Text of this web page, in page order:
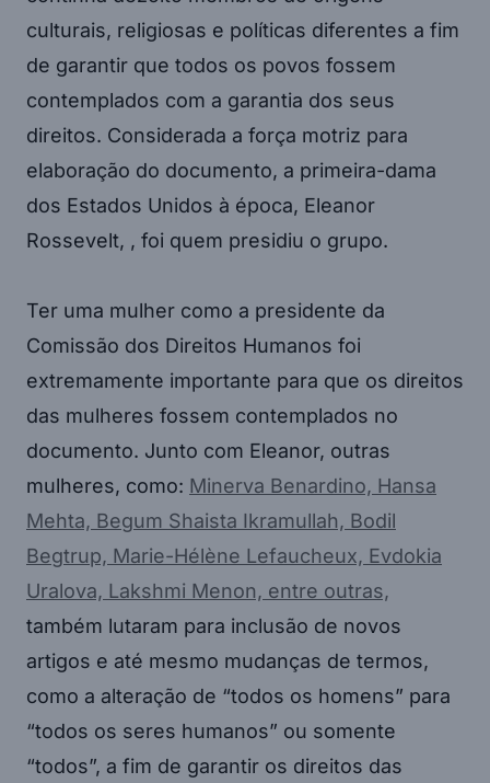
culturais, religiosas e políticas diferentes a fim
de garantir que todos os povos fossem
contemplados com a garantia dos seus
direitos. Considerada a força motriz para
elaboração do documento, a primeira-dama
dos Estados Unidos à época, Eleanor
Rossevelt, , foi quem presidiu o grupo.
Ter uma mulher como a presidente da
Comissão dos Direitos Humanos foi
extremamente importante para que os direitos
das mulheres fossem contemplados no
documento. Junto com Eleanor, outras
mulheres, como: Minerva Benardino, Hansa
Mehta, Begum Shaista Ikramullah, Bodil
Begtrup, Marie-Hélène Lefaucheux, Evdokia
Uralova, Lakshmi Menon, entre outras,
também lutaram para inclusão de novos
artigos e até mesmo mudanças de termos,
como a alteração de “todos os homens” para
“todos os seres humanos” ou somente
“todos”, a fim de garantir os direitos das